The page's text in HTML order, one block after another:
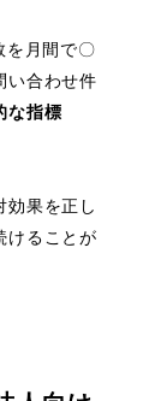
を月間で〇
い合わせ件
な指標
効果を正し
けることが